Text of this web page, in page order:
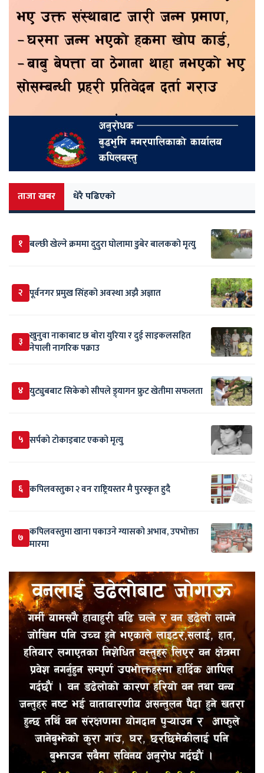
ताजा खबर धेरै पढिएको
१ बल्छी खेल्ने क्रममा दुदुरा घोलामा डुबेर बालकको मृत्यु
२ पूर्वनगर प्रमुख सिंहको अवस्था अझै अज्ञात
३ खुनुवा नाकाबाट छ बोरा युरिया र दुई साइकलसहित
नेपाली नागरिक पक्राउ
४ युट्युबबाट सिकेको सीपले ड्र्यागन फ्रुट खेतीमा सफलता
५ सर्पकाे टाेकाइबाट एकको मृत्यु
६ कपिलवस्तुका २ वन राष्ट्रियस्तर मै पुरस्कृत हुदै
७ कपिलवस्तुमा खाना पकाउने ग्यासको अभाव, उपभोक्ता
मारमा